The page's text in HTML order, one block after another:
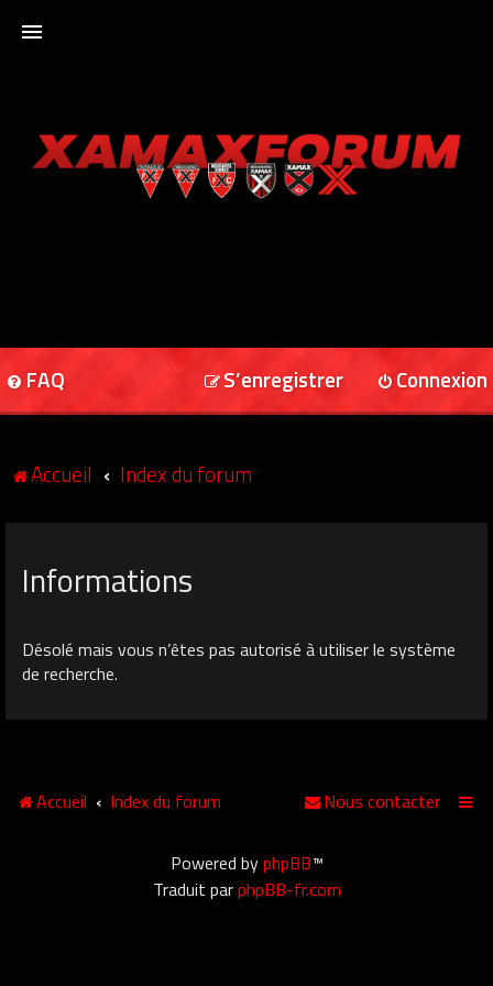
XAMAXFORUM
FAQ Connexion
S’enregistrer
Accueil Index du forum
Informations
Désolé mais vous n’êtes pas autorisé à utiliser le système
de recherche.
Accueil Index du forum Nous contacter
Powered byphpBB™
Traduit parphpBB-fr.com